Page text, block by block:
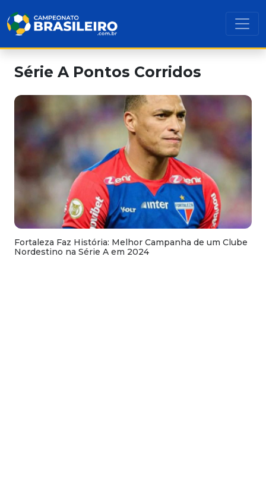
Série A Pontos Corridos
Fortaleza Faz História: Melhor Campanha de um Clube
Nordestino na Série A em 2024